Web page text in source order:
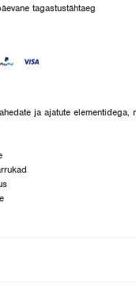
tagastustähtaeg
ja ajatute
- Lõige : Tavapärane lõige